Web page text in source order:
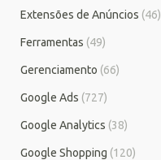
Extensões de Anúncios (46)
Ferramentas (49)
Gerenciamento (66)
Google Ads (727)
Google Analytics (38)
Google Shopping (120)